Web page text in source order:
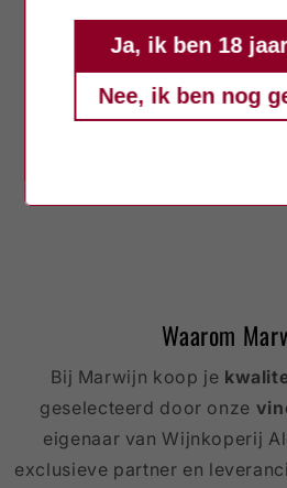
uitstekende keuze voor
gelegenheden. Hij biedt
zoetheid en fijne
aperatief voor speciale
Waarom
Bij Marwijn koop je
geselecteerd door onze
eigenaar van Wijnkoperij
exclusieve partner en
Ja, ik ben 18
Nee, ik ben nog